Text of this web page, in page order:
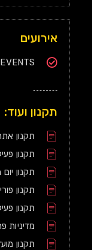
אירועים
תקנון ועוד:
תקנון
תקנון
תקנון
תקנון
תקנון פעילות
מדיניות
תקנון